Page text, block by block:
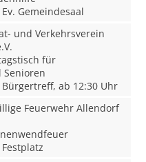
Ev. Gemeindesaal
und Verkehrsverein
für
Bürgertreff, ab 12:30 Uhr
Feuerwehr Allendorf
Festplatz